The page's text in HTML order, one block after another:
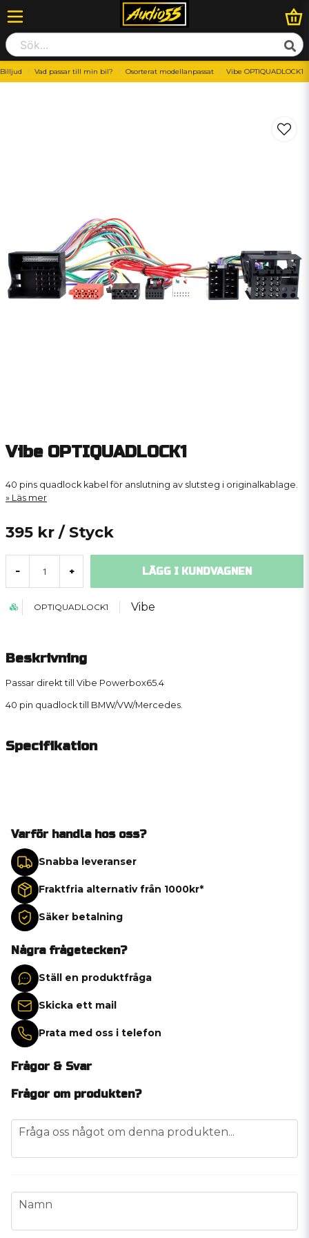
Billjud Vad passar till min bil? Osorterat modellanpassat Vibe OPTIQUADLOCK1
Vibe OPTIQUADLOCK1
40 pins quadlock kabel för anslutning av slutsteg i originalkablage.
Läs mer
395 kr / Styck
- + LÄGG I KUNDVAGNEN
OPTIQUADLOCK1 Vibe
Beskrivning
Passar direkt till Vibe Powerbox65.4
40 pin quadlock till BMW/VW/Mercedes.
Specifikation
Varför handla hos oss?
Snabba leveranser
Fraktfria alternativ från 1000kr*
Säker betalning
Några frågetecken?
Ställ en produktfråga
Skicka ett mail
Prata med oss i telefon
Frågor & Svar
Frågor om produkten?
question
Fråga oss något om denna produkten...
name
Namn